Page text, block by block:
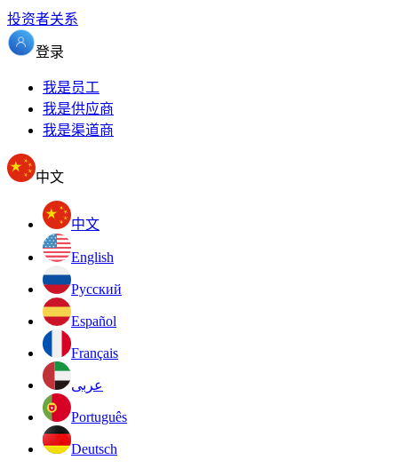
投资者关系
登录
我是员工
我是供应商
我是渠道商
中文
中文
English
Pусский
Español
Français
عربى
Português
Deutsch